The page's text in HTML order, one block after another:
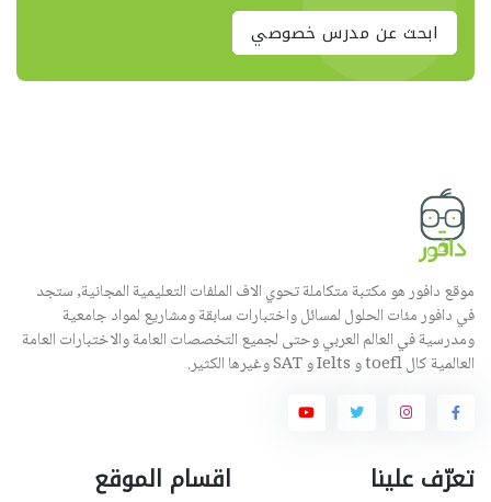
ابحث عن مدرس خصوصي
موقع دافور هو مكتبة متكاملة تحوي الاف الملفات التعليمية المجانية, ستجد
في دافور مئات الحلول لمسائل واختبارات سابقة ومشاريع لمواد جامعية
ومدرسية في العالم العربي وحتى لجميع التخصصات العامة والاختبارات العامة
العالمية كال toefl و Ielts و SAT وغيرها الكثير.
تعرّف علينا اقسام الموقع